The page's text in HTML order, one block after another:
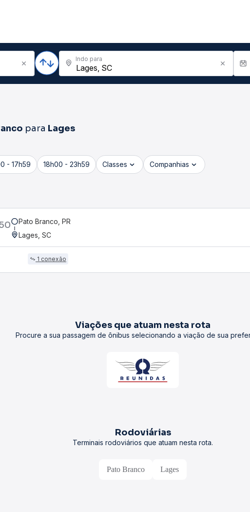
Indo para
para Lages
- 17h59 18h00 - 23h59 Classes Companhias
Pato Branco, PR
Lages, SC
1 conexão
Viações que atuam nesta rota
Procure a sua passagem de ônibus selecionando a viação de sua
Rodoviárias
Terminais rodoviários que atuam nesta rota.
Pato Branco Lages